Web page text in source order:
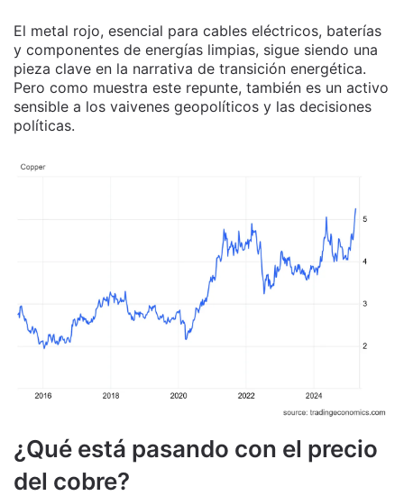
El metal rojo, esencial para cables eléctricos, baterías
y componentes de energías limpias, sigue siendo una
pieza clave en la narrativa de transición energética.
Pero como muestra este repunte, también es un activo
sensible a los vaivenes geopolíticos y las decisiones
políticas.
¿Qué está pasando con el precio
del cobre?